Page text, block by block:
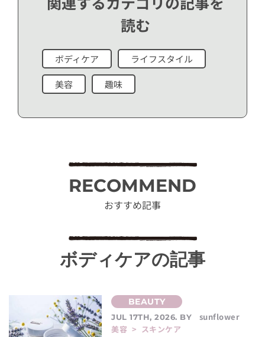
読む
ボディケア ライフスタイル
美容 趣味
RECOMMEND
おすすめ記事
ボディケアの記事
JUL 17TH, 2026. BY
sunflower
美容 > スキンケア